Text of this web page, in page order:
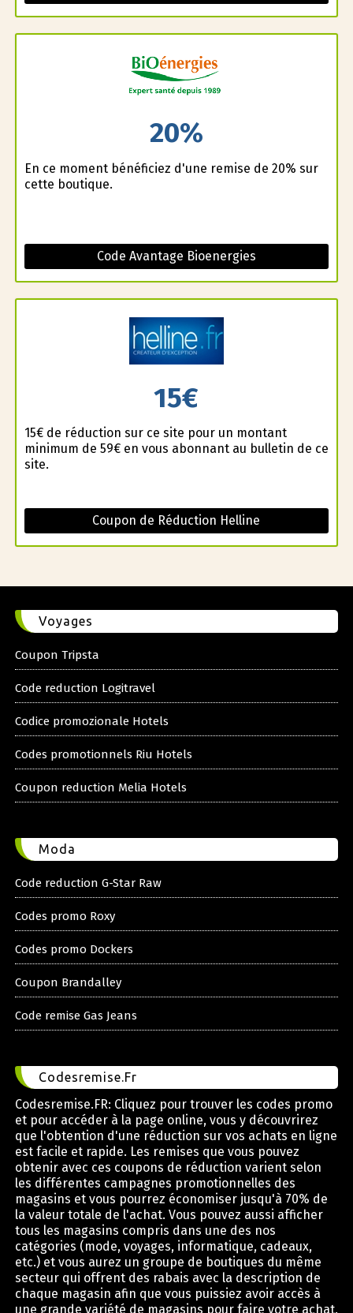
20%
En ce moment bénéficiez d'une remise de 20% sur
cette boutique.
Code Avantage Bioenergies
15€
15€ de réduction sur ce site pour un montant
minimum de 59€ en vous abonnant au bulletin de ce
site.
Coupon de Réduction Helline
Voyages
Coupon Tripsta
Code reduction Logitravel
Codice promozionale Hotels
Codes promotionnels Riu Hotels
Coupon reduction Melia Hotels
Moda
Code reduction G-Star Raw
Codes promo Roxy
Codes promo Dockers
Coupon Brandalley
Code remise Gas Jeans
Codesremise.Fr
Codesremise.FR: Cliquez pour trouver les codes promo
et pour accéder à la page online, vous y découvrirez
que l'obtention d'une réduction sur vos achats en ligne
est facile et rapide. Les remises que vous pouvez
obtenir avec ces coupons de réduction varient selon
les différentes campagnes promotionnelles des
magasins et vous pourrez économiser jusqu'à 70% de
la valeur totale de l'achat. Vous pouvez aussi afficher
tous les magasins compris dans une des nos
catégories (mode, voyages, informatique, cadeaux,
etc.) et vous aurez un groupe de boutiques du même
secteur qui offrent des rabais avec la description de
chaque magasin afin que vous puissiez avoir accès à
une grande variété de magasins pour faire votre achat.